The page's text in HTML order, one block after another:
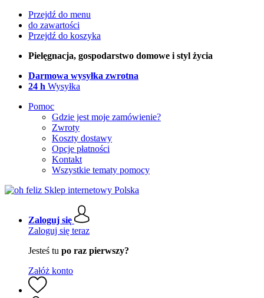
Przejdź do menu
do zawartości
Przejdź do koszyka
Pielęgnacja, gospodarstwo domowe i styl życia
Darmowa wysyłka zwrotna
24 h Wysyłka
Pomoc
Gdzie jest moje zamówienie?
Zwroty
Koszty dostawy
Opcje płatności
Kontakt
Wszystkie tematy pomocy
Zaloguj się
Zaloguj się teraz
Jesteś tu po raz pierwszy?
Załóż konto